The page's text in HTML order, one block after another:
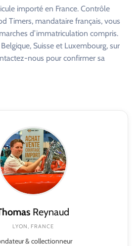
importé en France. Contrôle
Timers, mandataire français, vous
d’immatriculation compris.
Suisse et Luxembourg, sur
nous pour confirmer sa
Reynaud
LYON, FRANCE
& collectionneur